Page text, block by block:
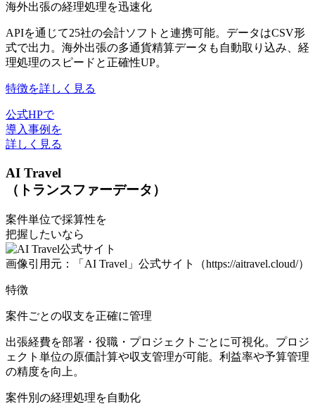
海外出張の経理処理を迅速化
APIを通じて25社の会計ソフトと連携可能。データはCSV形
式で出力。海外出張の多通貨精算データも自動取り込み、経
理処理のスピードと正確性UP。
特徴を詳しく見る
公式HPで
導入事例を
詳しく見る
AI Travel
（トランスファーデータ）
案件単位で採算性を
把握したいなら
画像引用元：「AI Travel」公式サイト（https://aitravel.cloud/）
特徴
案件ごとの収支を正確に管理
出張経費を部署・役職・プロジェクトごとに可視化。プロジ
ェクト単位の原価計算や収支管理が可能。利益率や予算管理
の精度を向上。
案件別の経理処理を自動化